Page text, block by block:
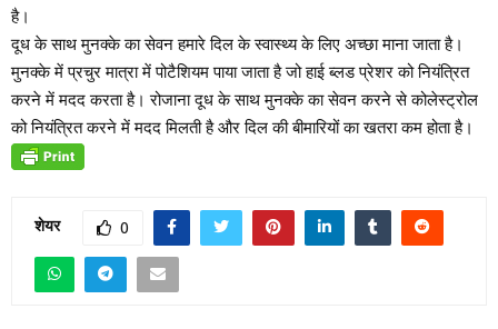
है।
दूध के साथ मुनक्के का सेवन हमारे दिल के स्वास्थ्य के लिए अच्छा माना जाता है।
मुनक्के में प्रचुर मात्रा में पोटैशियम पाया जाता है जो हाई ब्लड प्रेशर को नियंत्रित
करने में मदद करता है। रोजाना दूध के साथ मुनक्के का सेवन करने से कोलेस्ट्रोल
को नियंत्रित करने में मदद मिलती है और दिल की बीमारियों का खतरा कम होता है।
शेयर 0